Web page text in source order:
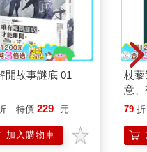
出門了。蘿麗莎常和表兄弟
默頓綠黨」在一起──自從他
上蓋新的購物商場後，卡絲
徒。
一邊，嘆了一口氣。三個
小黏土魚墜子。蘿麗莎和艾
半輩子了！三個月。她要不
提醒她還有多少日子要熬。
這樣感覺就像他們很快就能
開故事謎底 01
特價 229 元
加入購物車
杖
意
恭
79 折